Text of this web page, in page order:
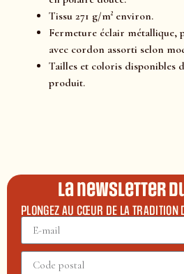
Tissu 271 g/m² environ.
Fermeture éclair métallique,
avec cordon assorti selon
Tailles et coloris disponibles
produit.
La newsletter
PLONGEZ AU CŒUR DE LA TRADITION